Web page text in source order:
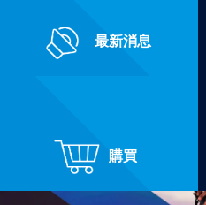
最新消息
購買